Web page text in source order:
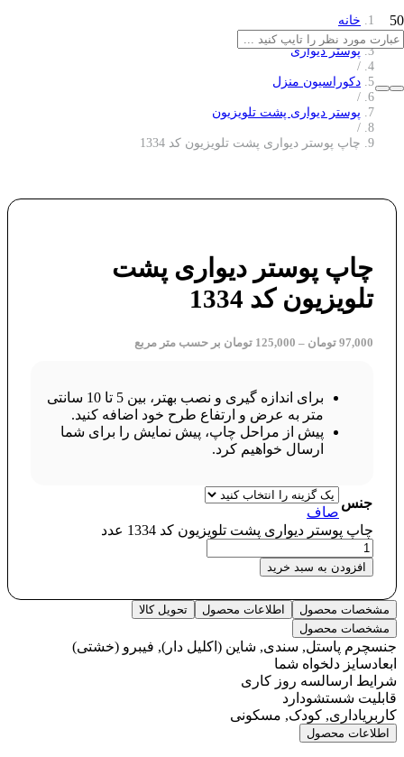
خانه
/
پوستر دیواری
/
دکوراسیون منزل
/
پوستر دیواری پشت تلویزیون
/
چاپ پوستر دیواری پشت تلویزیون کد 1334
چاپ پوستر دیواری پشت
تلویزیون کد 1334
97,000 تومان –
125,000 تومان بر حسب متر مربع
برای اندازه گیری و نصب بهتر، بین 5 تا 10 سانتی
متر به عرض و ارتفاع طرح خود اضافه کنید.
پیش از مراحل چاپ، پیش نمایش را برای شما
ارسال خواهیم کرد.
جنس
صاف
چاپ پوستر دیواری پشت تلویزیون کد 1334 عدد
افزودن به سبد خرید
مشخصات محصول اطلاعات محصول
تحویل کالا
مشخصات محصول
جنسچرم پاستل, سندی, شاین (اکلیل دار), فیبرو (خشتی)
ابعادسایز دلخواه شما
شرایط ارسالسه روز کاری
قابلیت شستشودارد
کاربریاداری, کودک, مسکونی
اطلاعات محصول